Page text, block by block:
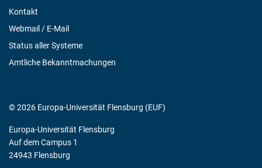
Kontakt
Webmail / E-Mail
Status aller Systeme
Amtliche Bekanntmachungen
© 2026 Europa-Universität Flensburg (EUF)
Europa-Universität Flensburg
Auf dem Campus 1
24943 Flensburg